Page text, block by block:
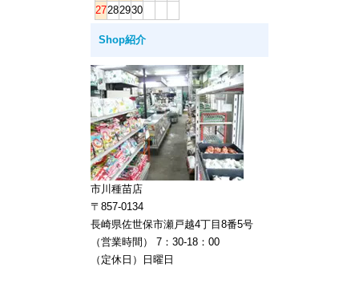
27282930
Shop紹介
市川種苗店
〒857-0134
長崎県佐世保市瀬戸越4丁目8番5号
（営業時間） 7：30-18：00
（定休日）日曜日